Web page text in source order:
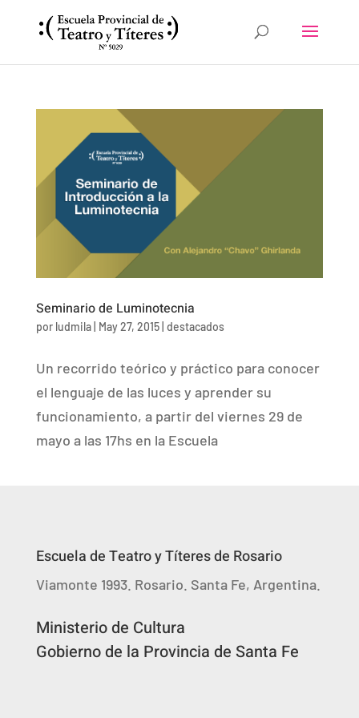
Seminario de Luminotecnia
por ludmila| May 27, 2015| destacados
Un recorrido teórico y práctico para conocer
el lenguaje de las luces y aprender su
funcionamiento, a partir del viernes 29 de
mayo a las 17hs en la Escuela
Escuela de Teatro y Títeres de Rosario
Viamonte 1993. Rosario. Santa Fe, Argentina.
Ministerio de Cultura
Gobierno de la Provincia de Santa Fe